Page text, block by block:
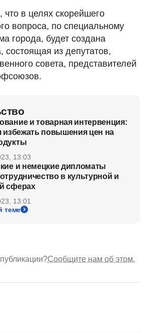
что в целях скорейшего
вопроса, по специальному
города, будет создана
состоящая из депутатов,
совета, представителей
и товарная интервенция:
избежать повышения цен на
13:03
и немецкие дипломаты
в культурной и
сферах
13:01
теме
Сообщите нам об этом.